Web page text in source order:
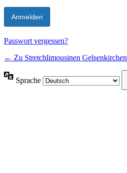
Passwort vergessen?
← Zu Stretchlimousinen Gelsenkirchen
Sprache